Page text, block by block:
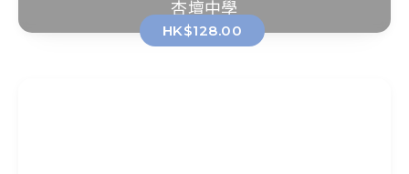
杏壇中學
HK$128.00